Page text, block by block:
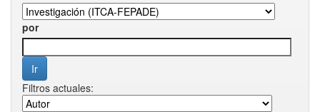
por
Filtros actuales: